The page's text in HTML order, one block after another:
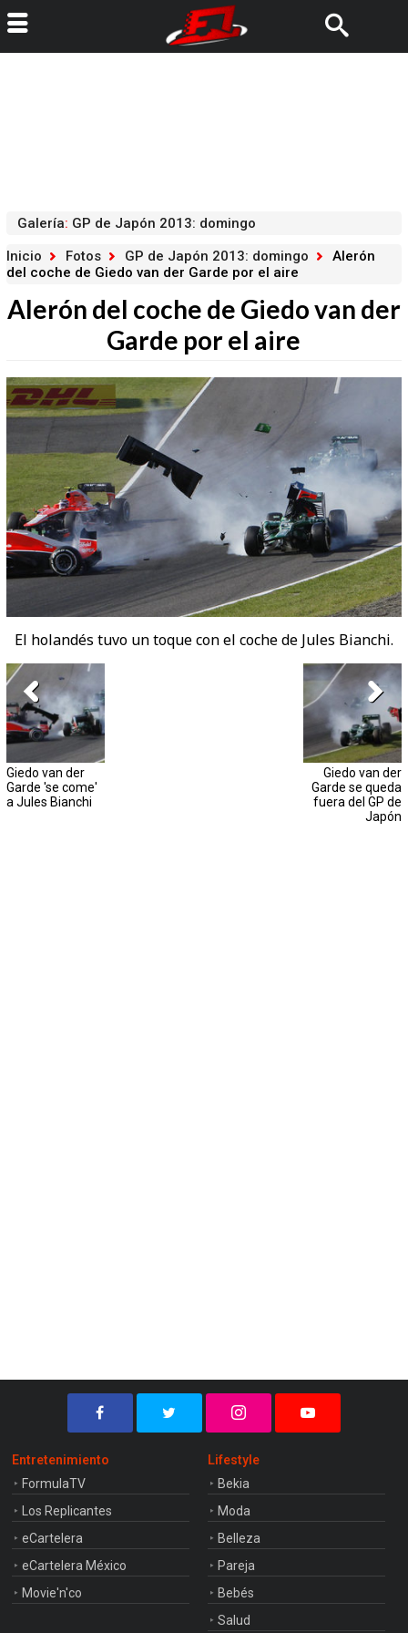
Galería: GP de Japón 2013: domingo
Inicio
Fotos GP de Japón 2013: domingo
Alerón
del coche de Giedo van der Garde por el aire
Alerón del coche de Giedo van der
Garde por el aire
El holandés tuvo un toque con el coche de Jules Bianchi.
Giedo van der
Garde 'se come'
a Jules Bianchi
Giedo van der
Garde se queda
fuera del GP de
Japón
Entretenimiento
FormulaTV
Los Replicantes
eCartelera
eCartelera México
Movie'n'co
Lifestyle
Bekia
Moda
Belleza
Pareja
Bebés
Salud